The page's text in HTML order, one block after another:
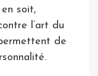
soit,
l’art du
de